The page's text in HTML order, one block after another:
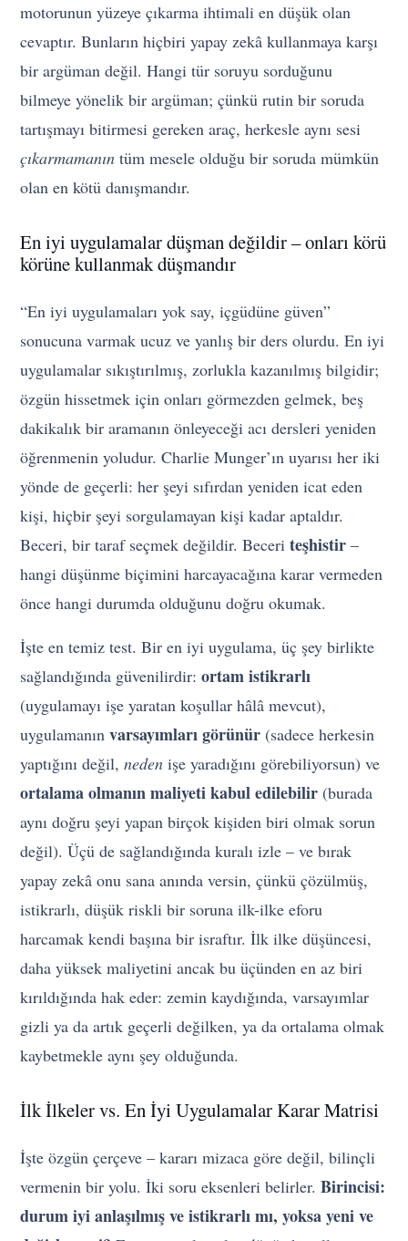
motorunun yüzeye çıkarma ihtimali en düşük olan
cevaptır. Bunların hiçbiri yapay zekâ kullanmaya karşı
bir argüman değil. Hangi tür soruyu sorduğunu
bilmeye yönelik bir argüman; çünkü rutin bir soruda
tartışmayı bitirmesi gereken araç, herkesle aynı sesi
çıkarmamanın tüm mesele olduğu bir soruda mümkün
olan en kötü danışmandır.
En iyi uygulamalar düşman değildir – onları körü
körüne kullanmak düşmandır
“En iyi uygulamaları yok say, içgüdüne güven”
sonucuna varmak ucuz ve yanlış bir ders olurdu. En iyi
uygulamalar sıkıştırılmış, zorlukla kazanılmış bilgidir;
özgün hissetmek için onları görmezden gelmek, beş
dakikalık bir aramanın önleyeceği acı dersleri yeniden
öğrenmenin yoludur. Charlie Munger’ın uyarısı her iki
yönde de geçerli: her şeyi sıfırdan yeniden icat eden
kişi, hiçbir şeyi sorgulamayan kişi kadar aptaldır.
Beceri, bir taraf seçmek değildir. Beceriteşhistir –
hangi düşünme biçimini harcayacağına karar vermeden
önce hangi durumda olduğunu doğru okumak.
İşte en temiz test. Bir en iyi uygulama, üç şey birlikte
sağlandığında güvenilirdir:ortam istikrarlı
(uygulamayı işe yaratan koşullar hâlâ mevcut),
uygulamanınvarsayımları görünür (sadece herkesin
yaptığını değil,neden işe yaradığını görebiliyorsun) ve
ortalama olmanın maliyeti kabul edilebilir (burada
aynı doğru şeyi yapan birçok kişiden biri olmak sorun
değil). Üçü de sağlandığında kuralı izle – ve bırak
yapay zekâ onu sana anında versin, çünkü çözülmüş,
istikrarlı, düşük riskli bir soruna ilk-ilke eforu
harcamak kendi başına bir israftır. İlk ilke düşüncesi,
daha yüksek maliyetini ancak bu üçünden en az biri
kırıldığında hak eder: zemin kaydığında, varsayımlar
gizli ya da artık geçerli değilken, ya da ortalama olmak
kaybetmekle aynı şey olduğunda.
İlk İlkeler vs. En İyi Uygulamalar Karar Matrisi
İşte özgün çerçeve – kararı mizaca göre değil, bilinçli
vermenin bir yolu. İki soru eksenleri belirler.Birincisi:
durum iyi anlaşılmış ve istikrarlı mı, yoksa yeni ve